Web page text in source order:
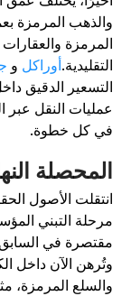
المرمزة بعمق
والعقارات
أوراكل و جسر
الدقيق داخل
النقل عبر
كل خطوة.
الأصول
التبني
في السابق
الآن داخل
المرمزة، مثل